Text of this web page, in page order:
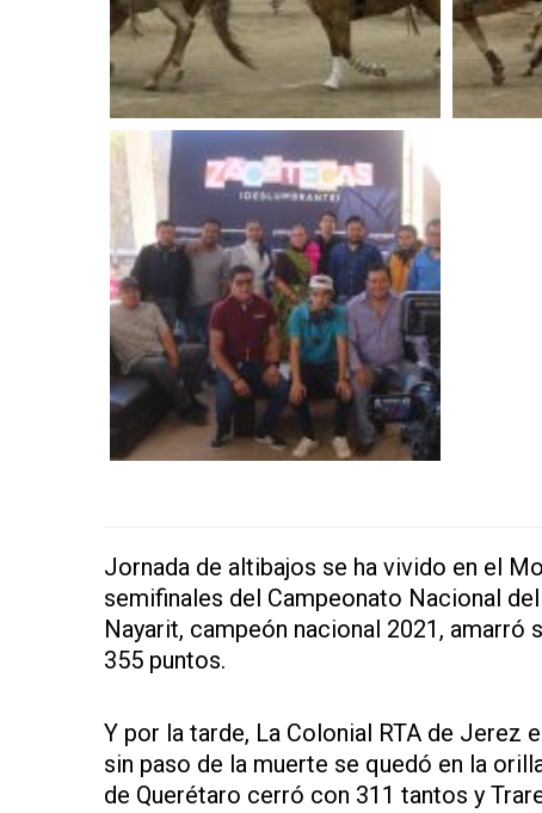
Jornada de altibajos se ha vivido en el
semifinales del Campeonato Nacional
Nayarit, campeón nacional 2021,
355 puntos.
Y por la tarde, La Colonial RTA de Jerez
sin paso de la muerte se quedó en la
de Querétaro cerró con 311 tantos y